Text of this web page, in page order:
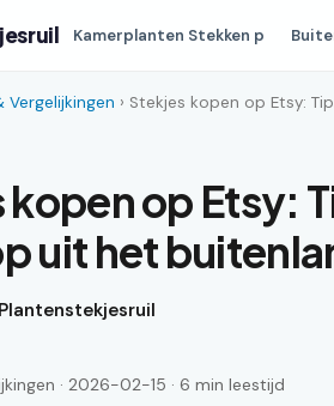
Kamerplanten Stekken p
Vergelijkingen › Stekjes kopen op Etsy:
op Etsy:
uit het
· 2026-02-15 · 6 min leestijd